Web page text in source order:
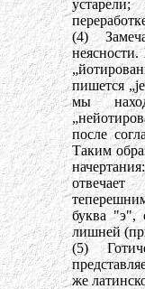
(4)
пишется
мы
после
Таким
буква "э",
лишней
(5)
же